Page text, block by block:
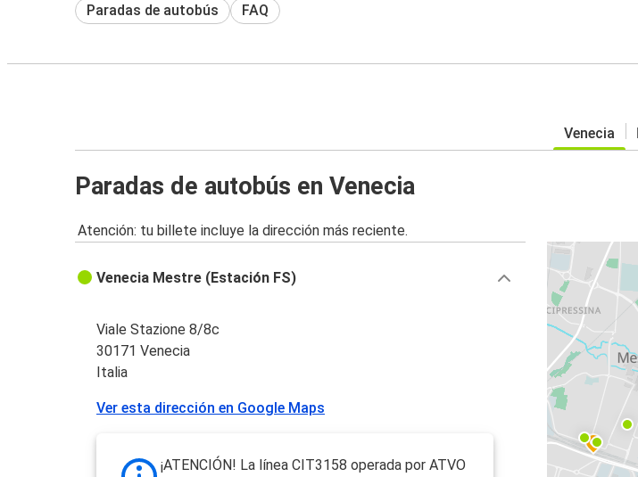
Paradas de autobús FAQ
Venecia
Paradas de autobús en Venecia
Atención: tu billete incluye la dirección más reciente.
Venecia Mestre (Estación FS)
Viale Stazione 8/8c
30171 Venecia
Italia
Ver esta dirección en Google Maps
¡ATENCIÓN! La línea CIT3158 operada por ATVO